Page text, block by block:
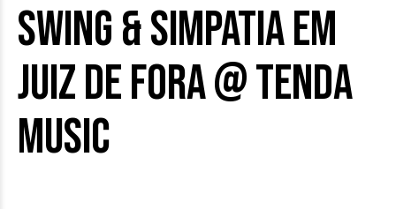
Swing & Simpatia em
Juiz de Fora @ Tenda
Music